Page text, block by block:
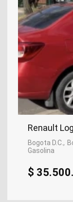
Renault
Bogota D.C.
Gasolina
$